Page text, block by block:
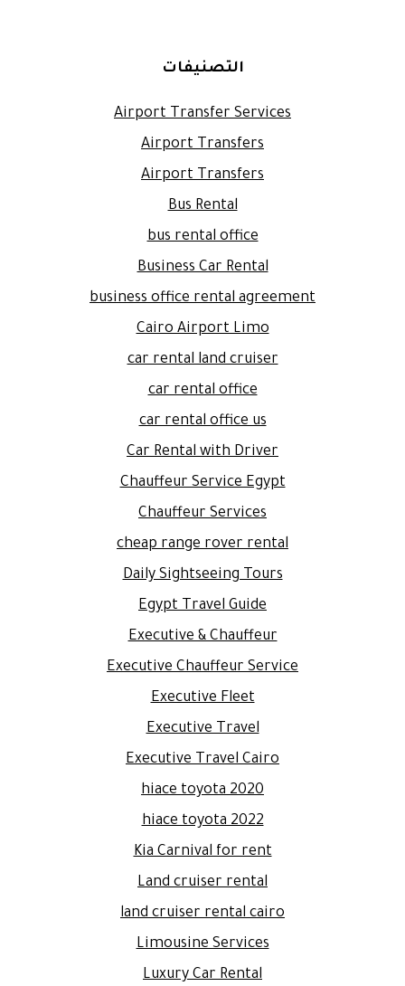
التصنيفات
Airport Transfer Services
Airport Transfers
Airport Transfers
Bus Rental
bus rental office
Business Car Rental
business office rental agreement
Cairo Airport Limo
car rental land cruiser
car rental office
car rental office us
Car Rental with Driver
Chauffeur Service Egypt
Chauffeur Services
cheap range rover rental
Daily Sightseeing Tours
Egypt Travel Guide
Executive & Chauffeur
Executive Chauffeur Service
Executive Fleet
Executive Travel
Executive Travel Cairo
hiace toyota 2020
hiace toyota 2022
Kia Carnival for rent
Land cruiser rental
land cruiser rental cairo
Limousine Services
Luxury Car Rental